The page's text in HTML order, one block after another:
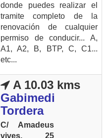
donde puedes realizar el
tramite completo de la
renovación de cualquier
permiso de conducir... A,
A1, A2, B, BTP, C, C1...
etc...
A 10.03 kms
Gabimedi
Tordera
C/ Amadeus
vives, 25